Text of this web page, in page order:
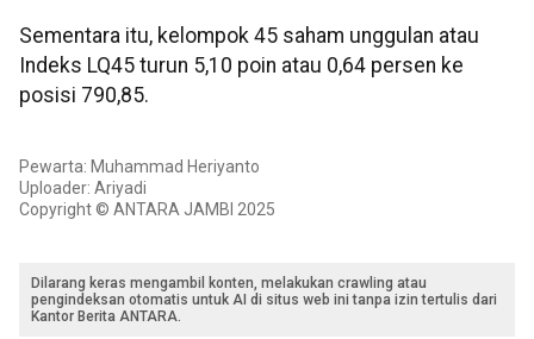
Sementara itu, kelompok 45 saham unggulan atau
Indeks LQ45 turun 5,10 poin atau 0,64 persen ke
posisi 790,85.
Pewarta: Muhammad Heriyanto
Uploader: Ariyadi
Copyright © ANTARA JAMBI 2025
Dilarang keras mengambil konten, melakukan crawling atau
pengindeksan otomatis untuk AI di situs web ini tanpa izin tertulis dari
Kantor Berita ANTARA.